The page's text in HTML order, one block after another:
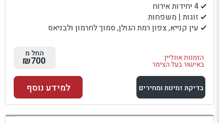
4 יחידות אירוח
זוגות | משפחות
עין קנייא, צפון רמת הגולן, סמוך לחרמון ולבניאס
הזמנות אונליין
באישור בעל הצימר
החל מ
₪700
בדיקת זמינות ומחירים
למתחם זה
למידע נוסף